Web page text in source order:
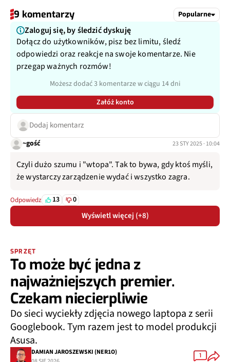
9 komentarzy Popularne
Zaloguj się, by śledzić dyskuję
Dołącz do użytkowników, pisz bez limitu, śledź
odpowiedzi oraz reakcje na swoje komentarze. Nie
przegap ważnych rozmów!
Możesz dodać 3 komentarze w ciągu 14 dni
Załóż konto
Dodaj komentarz
~gość 23 STY 2025 · 10:04
Czyli dużo szumu i "wtopa". Tak to bywa, gdy ktoś myśli,
że wystarczy zarządzenie wydać i wszystko zagra.
Odpowiedz 13 0
Wyświetl więcej (+8)
SPRZĘT
To może być jedna z
najważniejszych premier.
Czekam niecierpliwie
Do sieci wyciekły zdjęcia nowego laptopa z serii
Googlebook. Tym razem jest to model produkcji
Asusa.
DAMIAN JAROSZEWSKI (NER1O)
1